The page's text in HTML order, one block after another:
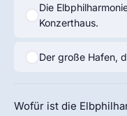
Die
Konzerthaus.
Der große Hafen,
Wofür ist die